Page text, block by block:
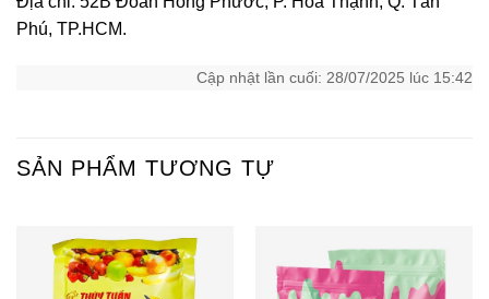
Phú, TP.HCM.
Cập nhật lần cuối: 28/07/2025 lúc 15:42
SẢN PHẨM TƯƠNG TỰ